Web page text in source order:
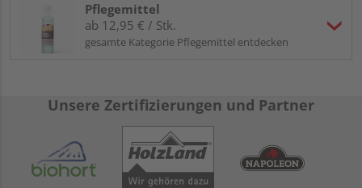
Pflegemittel
ab 12,95 € / Stk.
gesamte Kategorie Pflegemittel entdecken
Unsere Zertifizierungen und Partner